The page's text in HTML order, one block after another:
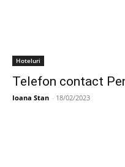
Hoteluri
Telefon contact
Ioana Stan - 18/02/2023